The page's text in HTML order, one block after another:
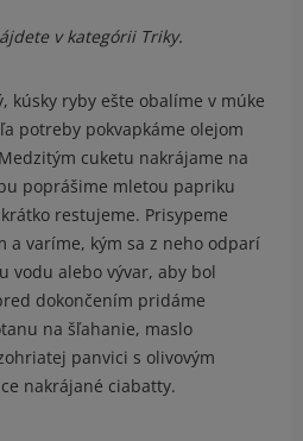
v kategórii Triky.
kúsky ryby ešte obalíme v múke
potreby pokvapkáme olejom
cuketu nakrájame na
poprášime mletou papriku
restujeme. Prisypeme
a varíme, kým sa z neho odparí
vodu alebo vývar, aby bol
dokončením pridáme
na šľahanie, maslo
panvici s olivovým
nakrájané ciabatty.